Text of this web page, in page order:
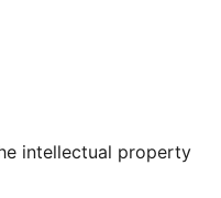
aming Tumblr account
intellectual property